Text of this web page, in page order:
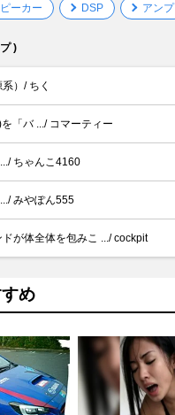
ーカー DSP アンプ
)
）/ ちく
「バ .../ コマーティー
ちゃんこ4160
みやぽん555
が体全体を包みこ .../ cockpit
め